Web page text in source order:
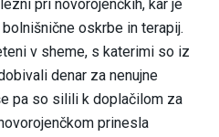
pri novorojenčkih, kar je
oskrbe in terapij.
v sheme, s katerimi so iz
denar za nenujne
pa so silili k doplačilom za
prinesla